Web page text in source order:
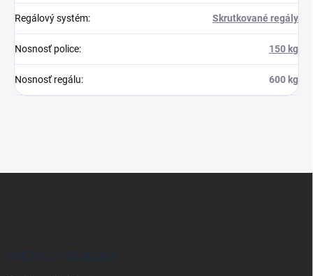
Regálový systém: Skrutkované regály
Nosnosť police: 150 kg
Nosnosť regálu: 600 kg
VŠETKO O REGÁLOCH